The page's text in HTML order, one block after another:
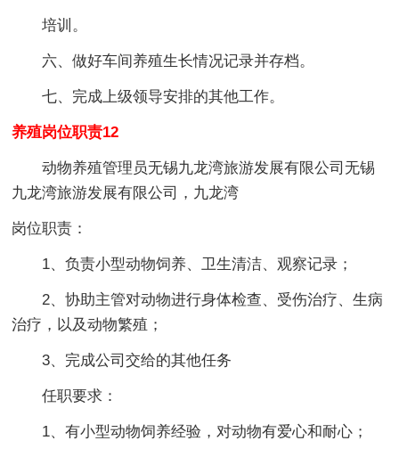
培训。
六、做好车间养殖生长情况记录并存档。
七、完成上级领导安排的其他工作。
养殖岗位职责12
动物养殖管理员无锡九龙湾旅游发展有限公司无锡
九龙湾旅游发展有限公司，九龙湾
岗位职责：
1、负责小型动物饲养、卫生清洁、观察记录；
2、协助主管对动物进行身体检查、受伤治疗、生病
治疗，以及动物繁殖；
3、完成公司交给的其他任务
任职要求：
1、有小型动物饲养经验，对动物有爱心和耐心；